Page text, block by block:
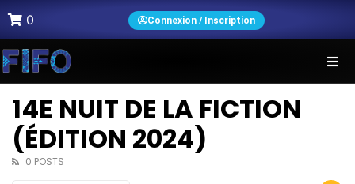
0 Connexion / Inscription
14E NUIT DE LA FICTION
(ÉDITION 2024)
0 POSTS